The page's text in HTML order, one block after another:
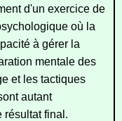
d'un exercice de
où la
à gérer la
mentale des
et les tactiques
autant
résultat final.